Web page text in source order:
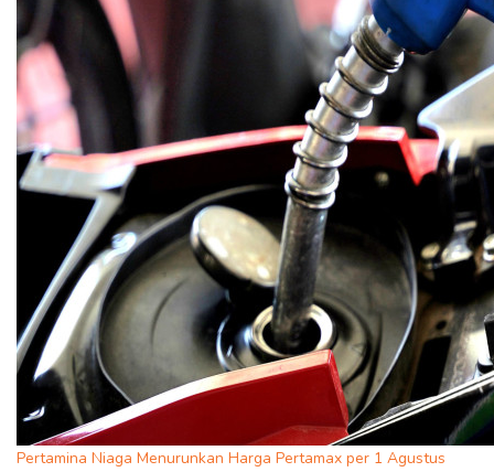
Pertamina Niaga Menurunkan Harga Pertamax per 1 Agustus